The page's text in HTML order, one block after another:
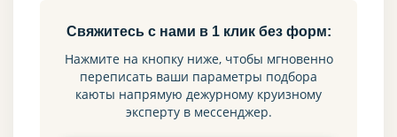
Свяжитесь с нами в 1 клик без форм:
Нажмите на кнопку ниже, чтобы мгновенно
переписать ваши параметры подбора
каюты напрямую дежурному круизному
эксперту в мессенджер.